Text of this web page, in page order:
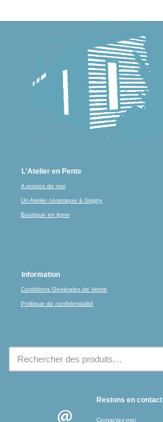
L'Atelier en Pente
A propos de moi
Un Atelier céramique à Grigny
Boutique en ligne
Information
Conditions Générales de Vente
Politique de confidentialité
Restons en contact
Contactez-moi